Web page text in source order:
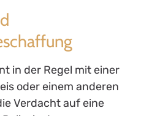
in der Regel mit einer
oder einem anderen
Verdacht auf eine